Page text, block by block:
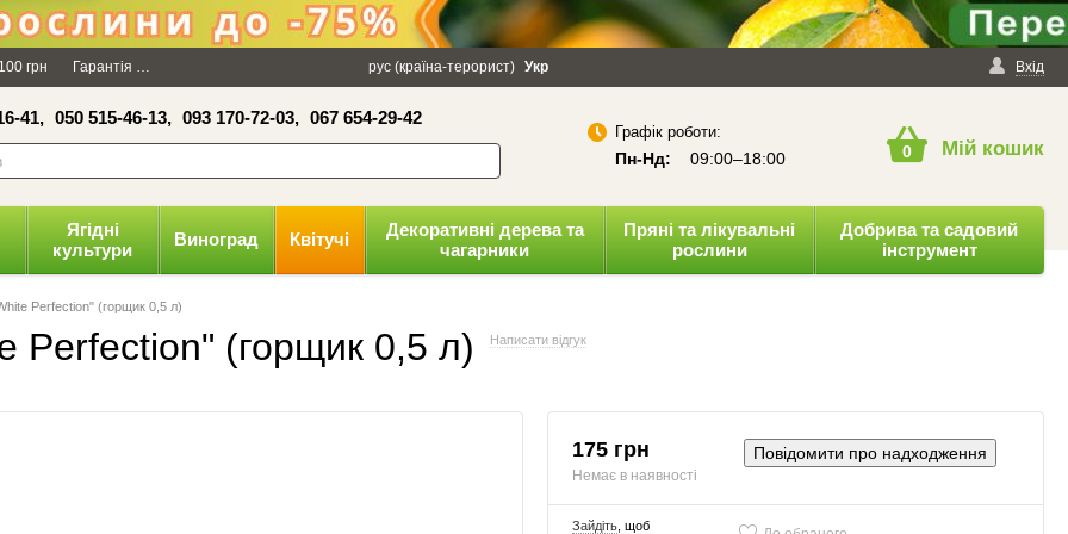
×
грн Гарантія Політика конфіденційності Вхід
рус (країна-терорист) Укр
41, 050 515-46-13, 093 170-72-03, 067 654-29-42
Графік роботи:
Пн-Нд: 09:00–18:00 0 Мій кошик
Ягідні
культури
Виноград Квітучі
Декоративні дерева та
чагарники
Пряні та лікувальні
рослини
Добрива та садовий
інструмент
Perfection" (горщик 0,5 л)
Perfection" (горщик 0,5 л) Написати відгук
175 грн
Немає в наявності
Повідомити про надходження
Зайдіть, щоб